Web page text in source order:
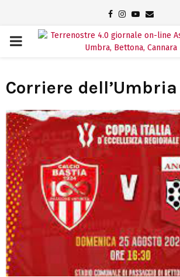
Facebook
Instagram
Youtube
Email
PRIMARY
Corriere dell’Umbria